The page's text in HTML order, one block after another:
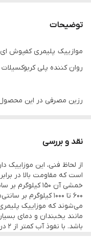
توضیحات
موازییک پلیمری کفپوش
روان کننده پلی کربوکسیلات
رزین مصرفی در این
استفاده از اسکوپ سنگ
محصول میباشد
طرح کوبیک مشابه سنگ
میباشد
استفاده از پیگمنت های
نقد و بررسی
است که مقاومت بالا در
خمشی آن ۱۵۰
۶۰۰ تا ۱۰۰۰
می‌شوند که موزاییک